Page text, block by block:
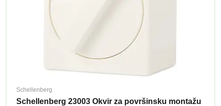
Schellenberg
Schellenberg 23003 Okvir za površinsku montažu